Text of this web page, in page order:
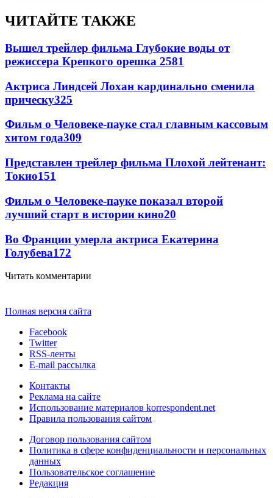
ЧИТАЙТЕ ТАКЖЕ
Вышел трейлер фильма Глубокие воды от
режиссера Крепкого орешка 2581
Актриса Линдсей Лохан кардинально сменила
прическу325
Фильм о Человеке-пауке стал главным кассовым
хитом года309
Представлен трейлер фильма Плохой лейтенант:
Токио151
Фильм о Человеке-пауке показал второй
лучший старт в истории кино20
Во Франции умерла актриса Екатерина
Голубева172
Читать комментарии
Полная версия сайта
Facebook
Twitter
RSS-ленты
E-mail рассылка
Контакты
Реклама на сайте
Использование материалов korrespondent.net
Правила пользования сайтом
Договор пользования сайтом
Политика в сфере конфиденциальности и персональных
данных
Пользовательское соглашение
Редакция